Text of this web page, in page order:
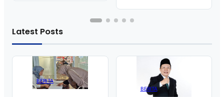
Latest Posts
BERITA
BERITA